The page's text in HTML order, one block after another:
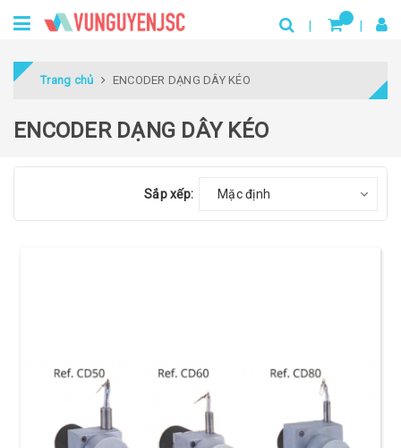
Trang chủ ENCODER DẠNG DÂY KÉO
ENCODER DẠNG DÂY KÉO
Sắp xếp: Mặc định